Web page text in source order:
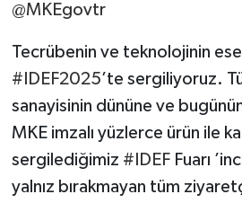
@MKEgovtr
Tecrübenin ve teknolojinin
#IDEF2025’te sergiliyoruz.
sanayisinin dününe ve
MKE imzalı yüzlerce ürün ile
sergilediğimiz #IDEFFuarı
yalnız bırakmayan tüm